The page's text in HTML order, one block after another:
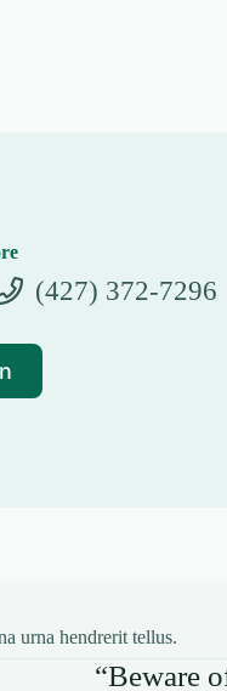
(427) 372-7296
urna hendrerit tellus.
“Beware